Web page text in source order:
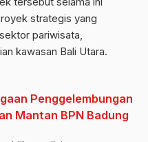
strategis yang
pariwisata,
kawasan Bali Utara.
Penggelembungan
Mantan BPN Badung